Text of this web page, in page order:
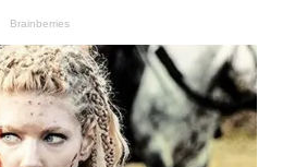
Brainberries